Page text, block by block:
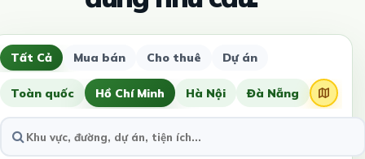
Tất Cả Mua bán Cho thuê Dự án
Toàn quốc Hồ Chí Minh Hà Nội Đà Nẵng